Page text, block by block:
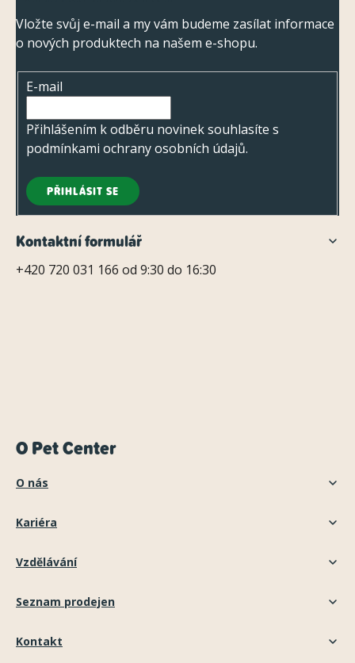
ý
p
i
Vložte svůj e-mail a my vám budeme zasílat informace
o nových produktech na našem e-shopu.
E-mail
Přihlášením k odběru novinek souhlasíte s
podmínkami ochrany osobních údajů.
PŘIHLÁSIT SE
Kontaktní formulář
+420 720 031 166 od 9:30 do 16:30
O Pet Center
O nás
Kariéra
Vzdělávání
Seznam prodejen
Kontakt